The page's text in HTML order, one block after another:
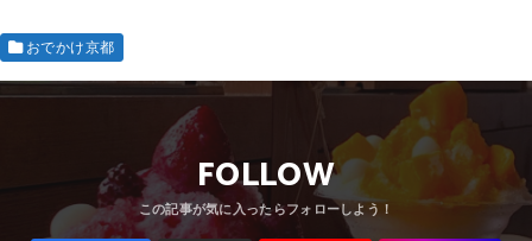
おでかけ京都
FOLLOW